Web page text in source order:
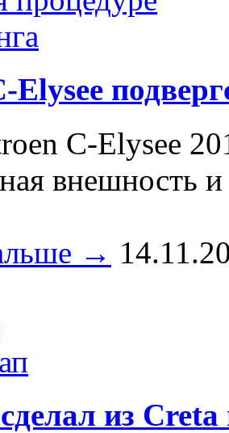
C-Elysee
внешность
→
из Creta